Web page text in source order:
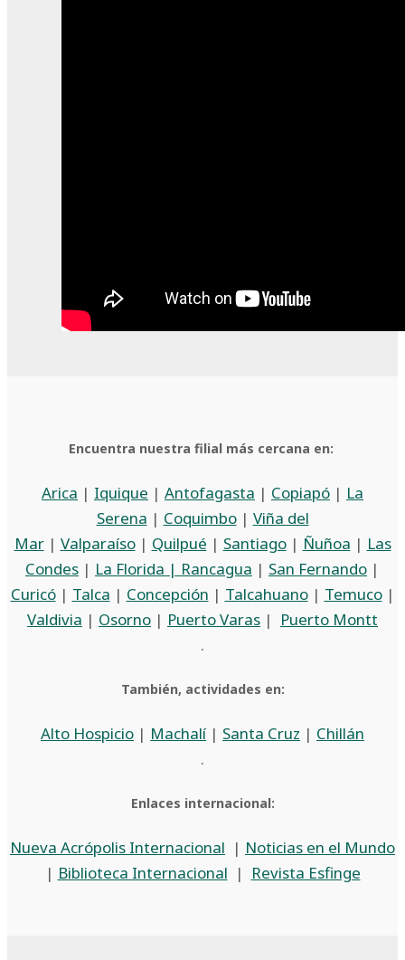
Encuentra nuestra filial más cercana en:
Arica | Iquique | Antofagasta | Copiapó | La
Serena | Coquimbo| Viña del
Mar| Valparaíso| Quilpué | Santiago| Ñuñoa | Las
Condes | La Florida | Rancagua | San Fernando |
Curicó| Talca | Concepción | Talcahuano| Temuco|
Valdivia | Osorno | Puerto Varas |
Puerto Montt
.
También, actividades en:
Alto Hospicio | Machalí | Santa Cruz | Chillán
.
Enlaces internacional:
Nueva Acrópolis Internacional | Noticias en el Mundo
| Biblioteca Internacional | Revista Esfinge